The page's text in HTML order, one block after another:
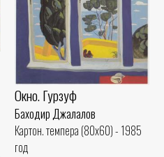
Окно. Гурзуф
Баходир Джалалов
Картон. темпера (80x60) - 1985
год